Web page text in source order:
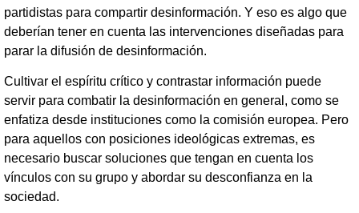
partidistas para compartir desinformación. Y eso es algo que
deberían tener en cuenta las intervenciones diseñadas para
parar la difusión de desinformación.
Cultivar el espíritu crítico y contrastar información puede
servir para combatir la desinformación en general, como se
enfatiza desde instituciones como la comisión europea. Pero
para aquellos con posiciones ideológicas extremas, es
necesario buscar soluciones que tengan en cuenta los
vínculos con su grupo y abordar su desconfianza en la
sociedad.